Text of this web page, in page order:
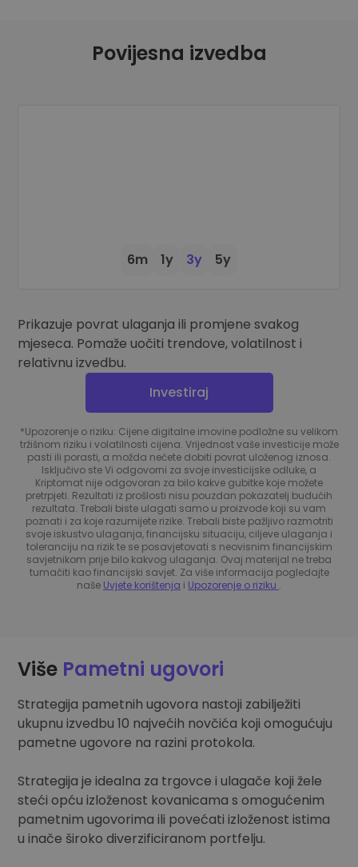
Pametni uvidi za optimalnu izvedbu
Povijesna izvedba
6m 1y 3y 5y
Prikazuje povrat ulaganja ili promjene svakog
mjeseca. Pomaže uočiti trendove, volatilnost i
relativnu izvedbu.
Investiraj
*Upozorenje o riziku: Cijene digitalne imovine podložne su velikom
tržišnom riziku i volatilnosti cijena. Vrijednost vaše investicije može
pasti ili porasti, a možda nećete dobiti povrat uloženog iznosa.
Isključivo ste Vi odgovorni za svoje investicijske odluke, a
Kriptomat nije odgovoran za bilo kakve gubitke koje možete
pretrpjeti. Rezultati iz prošlosti nisu pouzdan pokazatelj budućih
rezultata. Trebali biste ulagati samo u proizvode koji su vam
poznati i za koje razumijete rizike. Trebali biste pažljivo razmotriti
svoje iskustvo ulaganja, financijsku situaciju, ciljeve ulaganja i
toleranciju na rizik te se posavjetovati s neovisnim financijskim
savjetnikom prije bilo kakvog ulaganja. Ovaj materijal ne treba
tumačiti kao financijski savjet. Za više informacija pogledajte
naše Uvjete korištenja i Upozorenje o riziku .
Više Pametni ugovori
Strategija pametnih ugovora nastoji zabilježiti
ukupnu izvedbu 10 najvećih novčića koji omogućuju
pametne ugovore na razini protokola.
Strategija je idealna za trgovce i ulagače koji žele
steći opću izloženost kovanicama s omogućenim
pametnim ugovorima ili povećati izloženost istima
u inače široko diverzificiranom portfelju.